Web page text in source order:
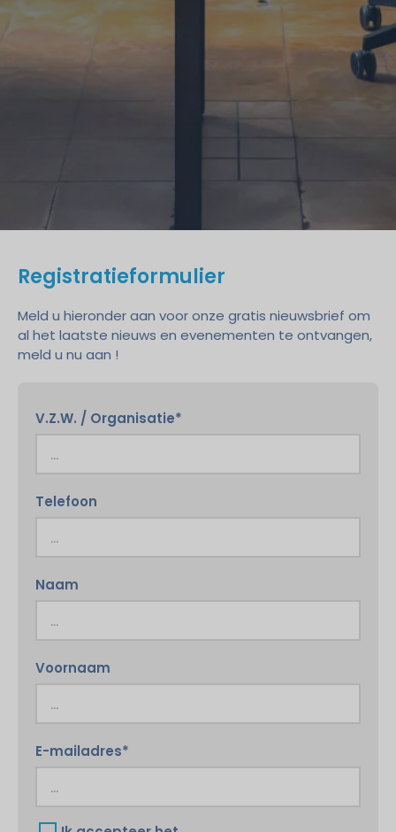
Registratieformulier
Meld u hieronder aan voor onze gratis nieuwsbrief om
al het laatste nieuws en evenementen te ontvangen,
meld u nu aan !
V.Z.W. / Organisatie*
Telefoon
Naam
Voornaam
E-mailadres*